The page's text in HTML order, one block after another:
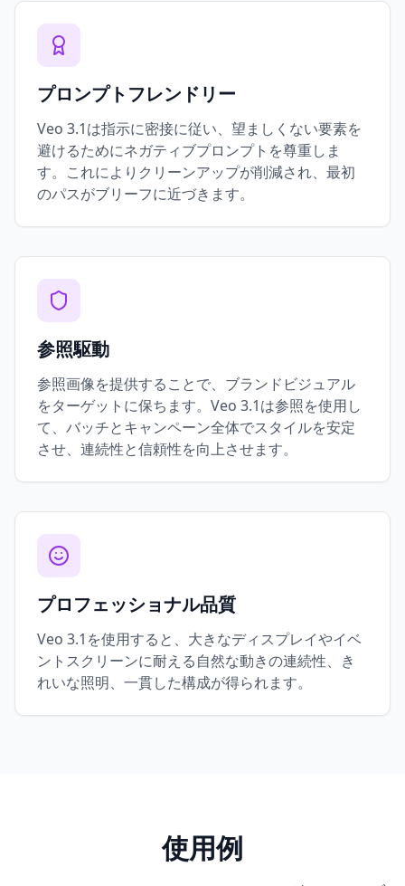
プロンプトフレンドリー
Veo 3.1は指示に密接に従い、望ましくない要素を
避けるためにネガティブプロンプトを尊重しま
す。これによりクリーンアップが削減され、最初
のパスがブリーフに近づきます。
参照駆動
参照画像を提供することで、ブランドビジュアル
をターゲットに保ちます。Veo 3.1は参照を使用し
て、バッチとキャンペーン全体でスタイルを安定
させ、連続性と信頼性を向上させます。
プロフェッショナル品質
Veo 3.1を使用すると、大きなディスプレイやイベ
ントスクリーンに耐える自然な動きの連続性、き
れいな照明、一貫した構成が得られます。
使用例